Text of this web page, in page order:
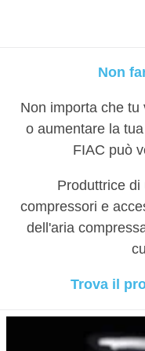
Non
Non importa che
o aumentare la
FIAC può
Produttrice di
compressori e
dell'aria
Trova il